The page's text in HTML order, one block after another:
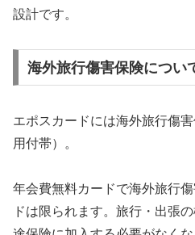
設計です。
海外旅行傷害保険につい
エポスカードには海外旅行傷
用付帯）。
年会費無料カードで海外旅行
ドは限られます。旅行・出張